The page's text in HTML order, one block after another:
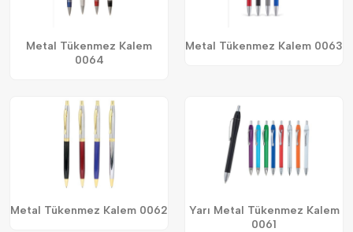
Metal Tükenmez Kalem
0064
Metal Tükenmez Kalem 0063
Metal Tükenmez Kalem 0062
Yarı Metal Tükenmez Kalem
0061